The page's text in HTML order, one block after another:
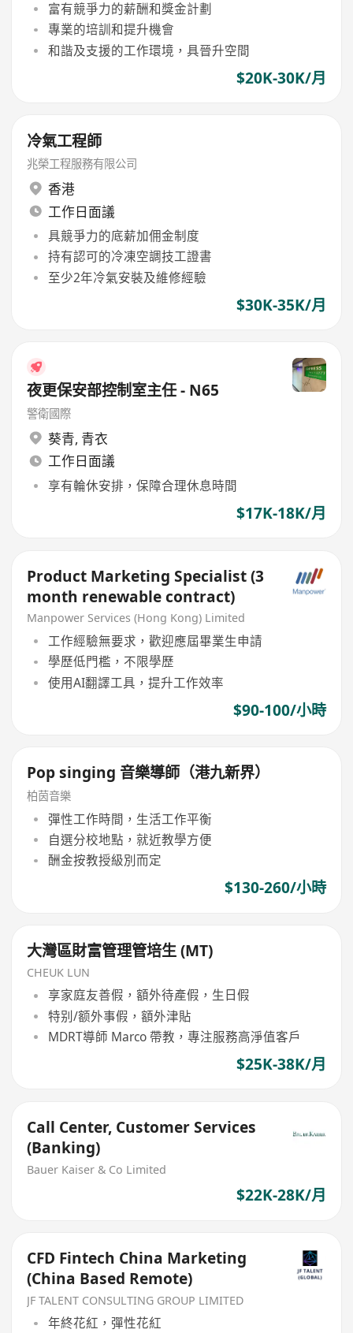
富有競爭力的薪酬和獎金計劃
專業的培訓和提升機會
和諧及支援的工作環境，具晉升空間
$20K-30K/月
冷氣工程師
兆榮工程服務有限公司
香港
工作日面議
具競爭力的底薪加佣金制度
持有認可的冷凍空調技工證書
至少2年冷氣安裝及維修經驗
$30K-35K/月
夜更保安部控制室主任 - N65
警衛國際
葵青, 青衣
工作日面議
享有輪休安排，保障合理休息時間
$17K-18K/月
Product Marketing Specialist (3
month renewable contract)
Manpower Services (Hong Kong) Limited
工作經驗無要求，歡迎應屆畢業生申請
學歷低門檻，不限學歷
使用AI翻譯工具，提升工作效率
$90-100/小時
Pop singing 音樂導師（港九新界）
柏茵音樂
彈性工作時間，生活工作平衡
自選分校地點，就近教學方便
酬金按教授級別而定
$130-260/小時
大灣區財富管理管培生 (MT)
CHEUK LUN
享家庭友善假，額外待產假，生日假
特别/额外事假，額外津貼
MDRT導師 Marco 帶教，專注服務高淨值客戶
$25K-38K/月
Call Center, Customer Services
(Banking)
Bauer Kaiser & Co Limited
$22K-28K/月
CFD Fintech China Marketing
(China Based Remote)
JF TALENT CONSULTING GROUP LIMITED
年終花紅，彈性花紅